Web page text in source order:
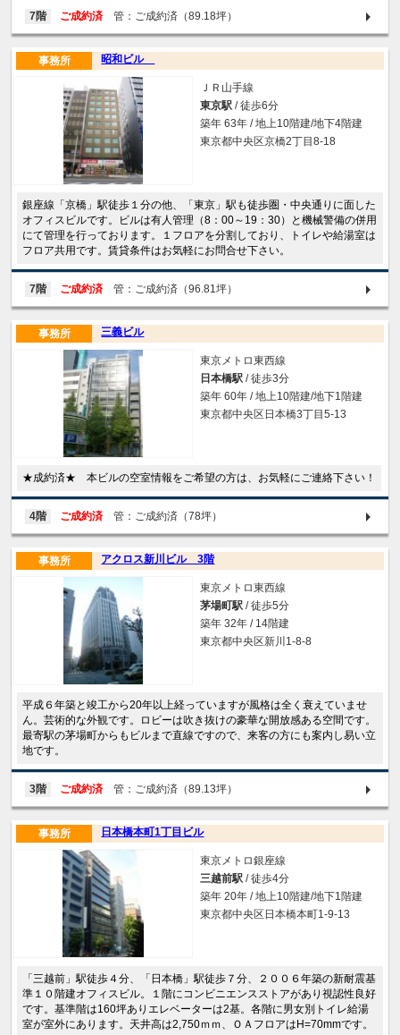
7階 ご成約済 管：ご成約済（89.18坪）
昭和ビル
事務所
ＪＲ山手線
東京駅 / 徒歩6分
築年 63年 / 地上10階建/地下4階建
東京都中央区京橋2丁目8-18
銀座線「京橋」駅徒歩１分の他、「東京」駅も徒歩圏・中央通りに面した
オフィスビルです。ビルは有人管理（8：00～19：30）と機械警備の併用
にて管理を行っております。１フロアを分割しており、トイレや給湯室は
フロア共用です。賃貸条件はお気軽にお問合せ下さい。
7階 ご成約済 管：ご成約済（96.81坪）
三義ビル
事務所
東京メトロ東西線
日本橋駅 / 徒歩3分
築年 60年 / 地上10階建/地下1階建
東京都中央区日本橋3丁目5-13
★成約済★ 本ビルの空室情報をご希望の方は、お気軽にご連絡下さい！
4階 ご成約済 管：ご成約済（78坪）
アクロス新川ビル 3階
事務所
東京メトロ東西線
茅場町駅 / 徒歩5分
築年 32年 / 14階建
東京都中央区新川1-8-8
平成６年築と竣工から20年以上経っていますが風格は全く衰えていませ
ん。芸術的な外観です。ロビーは吹き抜けの豪華な開放感ある空間です。
最寄駅の茅場町からもビルまで直線ですので、来客の方にも案内し易い立
地です。
3階 ご成約済 管：ご成約済（89.13坪）
日本橋本町1丁目ビル
事務所
東京メトロ銀座線
三越前駅 / 徒歩4分
築年 20年 / 地上10階建/地下1階建
東京都中央区日本橋本町1-9-13
「三越前」駅徒歩４分、「日本橋」駅徒歩７分、２００６年築の新耐震基
準１０階建オフィスビル。１階にコンビニエンスストアがあり視認性良好
です。基準階は160坪ありエレベーターは2基。各階に男女別トイレ給湯
室が室外にあります。天井高は2,750ｍｍ、ＯＡフロアはH=70mmです。